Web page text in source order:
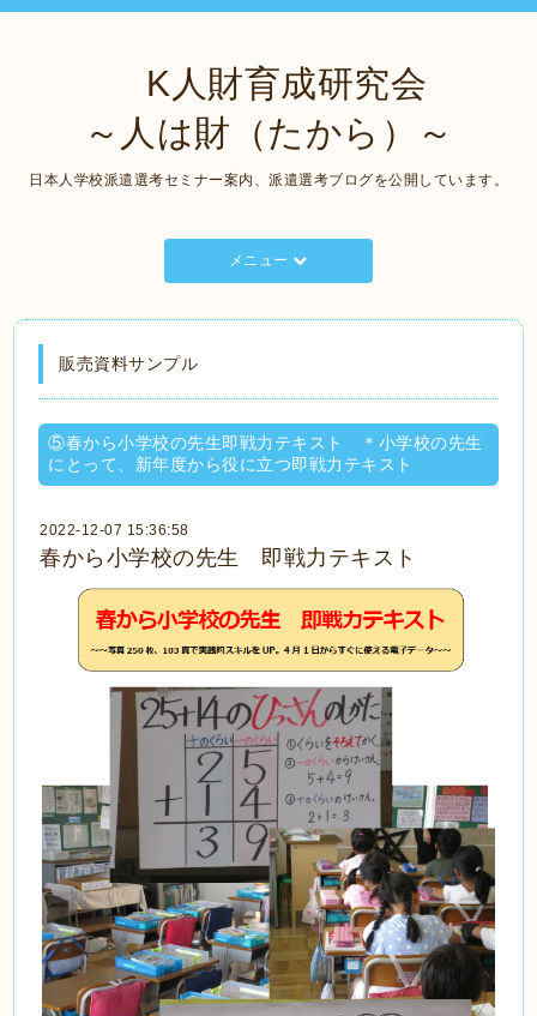
K人財育成研究会
～人は財（たから）～
日本人学校派遣選考セミナー案内、派遣選考ブログを公開しています。
メニュー
販売資料サンプル
⑤春から小学校の先生即戦力テキスト ＊小学校の先生
にとって、新年度から役に立つ即戦力テキスト
2022-12-07 15:36:58
春から小学校の先生 即戦力テキスト